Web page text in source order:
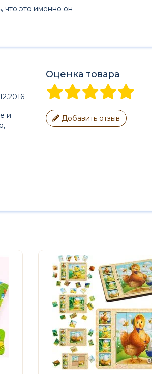
что это именно он
и
Оценка товара
Добавить отзыв